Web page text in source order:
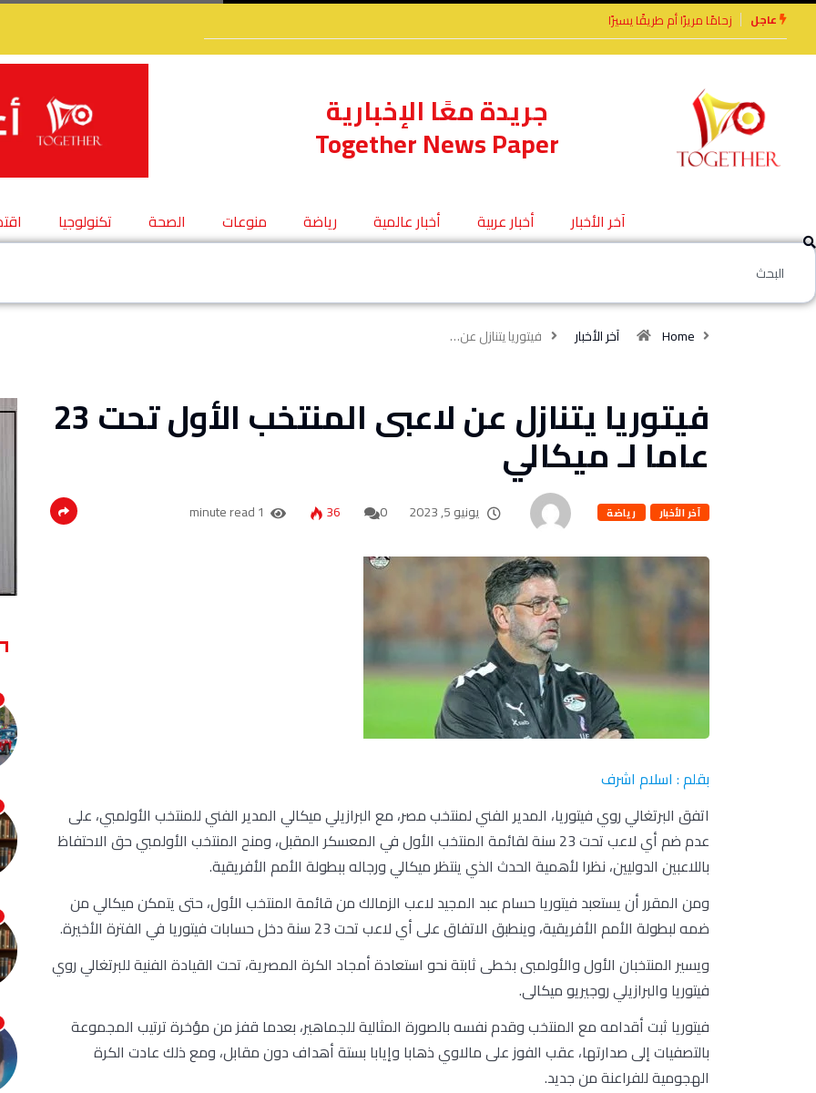
عاجل
أم طريقًا يسيرًاالأخوة الأعداء وحتمًا لابد
من لقاء
جريدة معًا الإخبارية
Together News Paper
آخر الأخبار أخبار عربية أخبار عالمية رياضة منوعات الصحة تكنولوجيا
Home آخر الأخبار فيتوريا يتنازل عن…
فيتوريا يتنازل عن لاعبى المنتخب الأول تحت 23
عاما لـ ميكالي
آخر الأخبار رياضة يونيو 5, 2023 0
36
1 minute read
بقلم : اسلام اشرف
اتفق البرتغالي روي فيتوريا، المدير الفني لمنتخب مصر، مع البرازيلي ميكالي المدير الفني للمنتخب الأولمبي، على
عدم ضم أي لاعب تحت 23 سنة لقائمة المنتخب الأول في المعسكر المقبل، ومنح المنتخب الأولمبي حق الاحتفاظ
باللاعبين الدوليين، نظرا لأهمية الحدث الذي ينتظر ميكالي ورجاله ببطولة الأمم الأفريقية.
ومن المقرر أن يستعبد فيتوريا حسام عبد المجيد لاعب الزمالك من قائمة المنتخب الأول، حتى يتمكن ميكالي من
ضمه لبطولة الأمم الأفريقية، وينطبق الاتفاق على أي لاعب تحت 23 سنة دخل حسابات فيتوريا في الفترة الأخيرة.
ويسير المنتخبان الأول والأولمبى بخطى ثابتة نحو استعادة أمجاد الكرة المصرية، تحت القيادة الفنية للبرتغالي روي
فيتوريا والبرازيلي روجيريو ميكالى.
فيتوريا ثبت أقدامه مع المنتخب وقدم نفسه بالصورة المثالية للجماهير، بعدما قفز من مؤخرة ترتيب المجموعة
بالتصفيات إلى صدارتها، عقب الفوز على مالاوي ذهابا وإيابا بستة أهداف دون مقابل، ومع ذلك عادت الكرة
الهجومية للفراعنة من جديد.